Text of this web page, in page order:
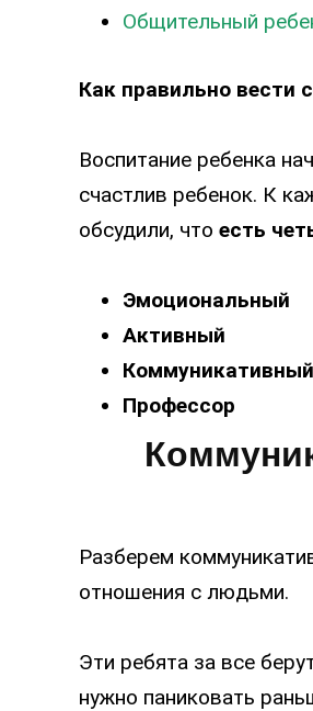
Общительный
Как правильно вести
Воспитание ребенка
счастлив ребенок. К
обсудили, что есть
Эмоциональный
Активный
Коммуникативный
Профессор
Разберем
отношения с людьми.
Эти ребята за все
нужно паниковать